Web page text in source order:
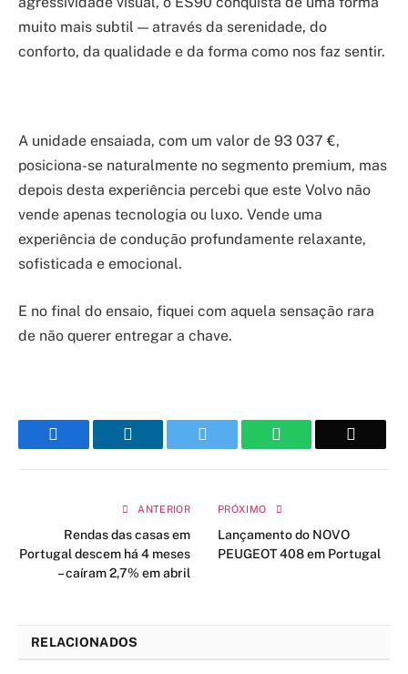
muito mais subtil — através da serenidade, do
conforto, da qualidade e da forma como nos faz sentir.
A unidade ensaiada, com um valor de 93 037 €,
posiciona-se naturalmente no segmento premium, mas
depois desta experiência percebi que este Volvo não
vende apenas tecnologia ou luxo. Vende uma
experiência de condução profundamente relaxante,
sofisticada e emocional.
E no final do ensaio, fiquei com aquela sensação rara
de não querer entregar a chave.
WhatsApp
ANTERIOR
Rendas das casas em
Portugal descem há 4 meses
– caíram 2,7% em abril
PRÓXIMO
Lançamento do NOVO
PEUGEOT 408 em Portugal
RELACIONADOS